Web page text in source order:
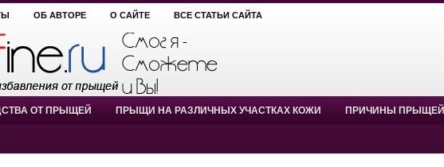
ОБ АВТОРЕ О САЙТЕ ВСЕ СТАТЬИ САЙТА
ОТ ПРЫЩЕЙ ПРЫЩИ НА РАЗЛИЧНЫХ УЧАСТКАХ КОЖИ ПРИЧИНЫ ПРЫЩЕЙ